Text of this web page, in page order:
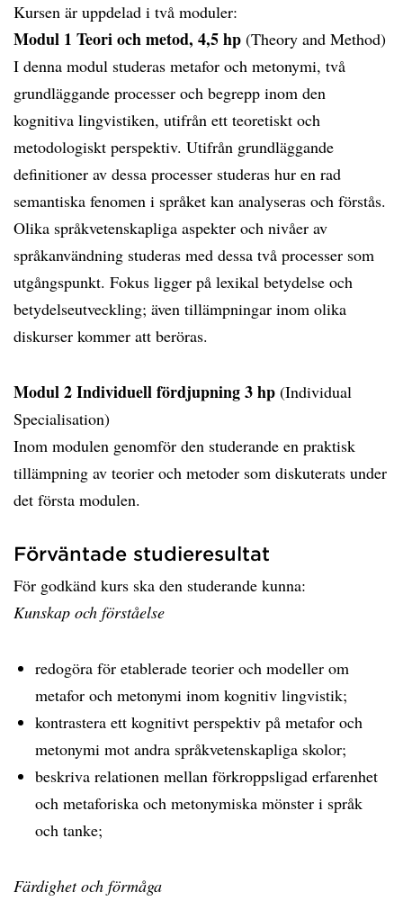
Kursen är uppdelad i två moduler:
Modul 1 Teori och metod, 4,5 hp (Theory and Method)
I denna modul studeras metafor och metonymi, två
grundläggande processer och begrepp inom den
kognitiva lingvistiken, utifrån ett teoretiskt och
metodologiskt perspektiv. Utifrån grundläggande
definitioner av dessa processer studeras hur en rad
semantiska fenomen i språket kan analyseras och förstås.
Olika språkvetenskapliga aspekter och nivåer av
språkanvändning studeras med dessa två processer som
utgångspunkt. Fokus ligger på lexikal betydelse och
betydelseutveckling; även tillämpningar inom olika
diskurser kommer att beröras.
Modul 2 Individuell fördjupning 3 hp (Individual
Specialisation)
Inom modulen genomför den studerande en praktisk
tillämpning av teorier och metoder som diskuterats under
det första modulen.
Förväntade studieresultat
För godkänd kurs ska den studerande kunna:
Kunskap och förståelse
redogöra för etablerade teorier och modeller om
metafor och metonymi inom kognitiv lingvistik;
kontrastera ett kognitivt perspektiv på metafor och
metonymi mot andra språkvetenskapliga skolor;
beskriva relationen mellan förkroppsligad erfarenhet
och metaforiska och metonymiska mönster i språk
och tanke;
Färdighet och förmåga